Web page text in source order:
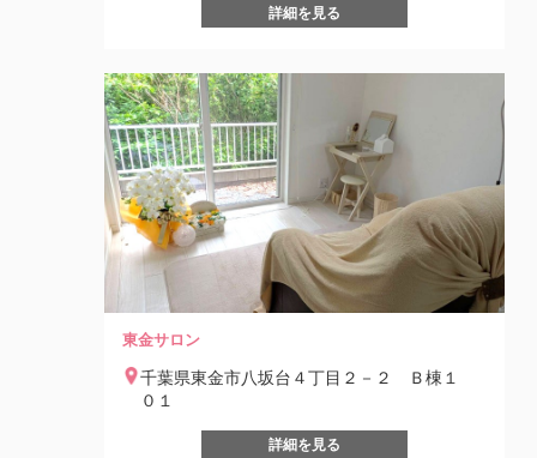
詳細を見る
東金サロン
千葉県東金市八坂台４丁目２－２ Ｂ棟１
０１
詳細を見る